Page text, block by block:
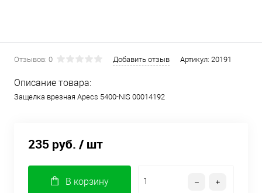
Отзывов: 0 Добавить отзыв Артикул: 20191
Описание товара:
Защелка врезная Apecs 5400-NIS 00014192
235 руб. / шт
В корзину